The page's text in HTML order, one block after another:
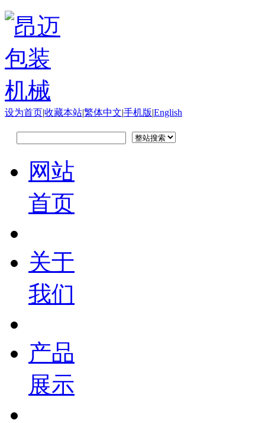
设为首页|收藏本站|繁体中文|手机版|English
网站
首页
关于
我们
产品
展示